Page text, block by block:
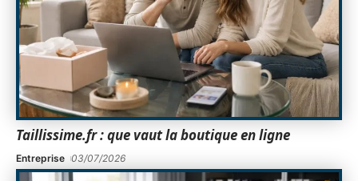
Taillissime.fr : que vaut la boutique en ligne
Entreprise 03/07/2026